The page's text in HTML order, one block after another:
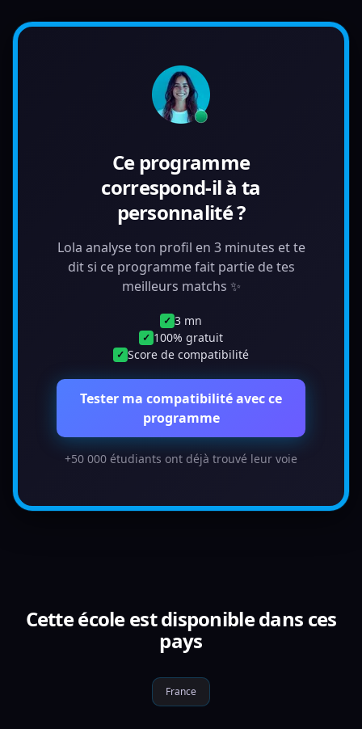
Ce programme
correspond-il à ta
personnalité ?
Lola analyse ton profil en 3 minutes et te
dit si ce programme fait partie de tes
meilleurs matchs ✨
✓ 3 mn
✓ 100% gratuit
✓ Score de compatibilité
Tester ma compatibilité avec ce
programme
+50 000 étudiants ont déjà trouvé leur voie
Cette école est disponible dans ces
pays
France